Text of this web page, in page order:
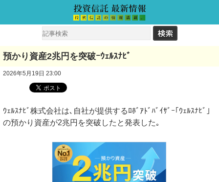
預かり資産2兆円を突破ｰｳｪﾙｽﾅﾋﾞ
2026年5月19日 23:00
ｳｪﾙｽﾅﾋﾞ株式会社は､自社が提供するﾛﾎﾞｱﾄﾞﾊﾞｲｻﾞｰ｢ｳｪﾙｽﾅﾋﾞ｣
の預かり資産が2兆円を突破したと発表した｡